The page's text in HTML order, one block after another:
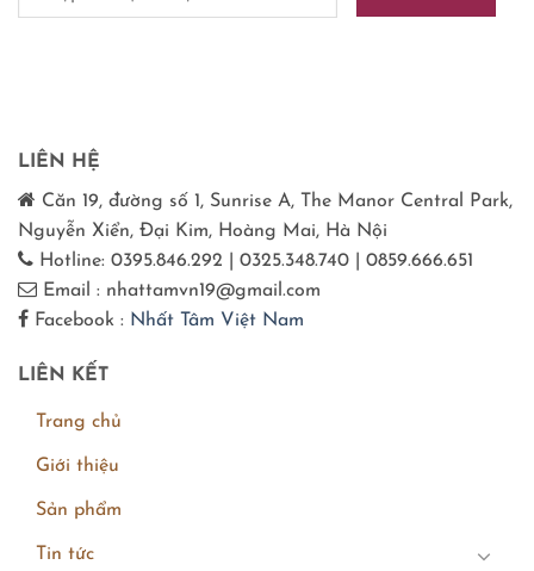
LIÊN HỆ
Căn 19, đường số 1, Sunrise A, The Manor Central Park,
Nguyễn Xiển, Đại Kim, Hoàng Mai, Hà Nội
Hotline: 0395.846.292 | 0325.348.740 | 0859.666.651
Email : nhattamvn19@gmail.com
Facebook : Nhất Tâm Việt Nam
LIÊN KẾT
Trang chủ
Giới thiệu
Sản phẩm
Tin tức